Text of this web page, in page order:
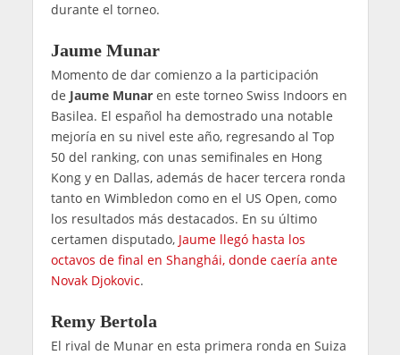
durante el torneo.
Jaume Munar
Momento de dar comienzo a la participación
de Jaume Munaren este torneo Swiss Indoors en
Basilea. El español ha demostrado una notable
mejoría en su nivel este año, regresando al Top
50 del ranking, con unas semifinales en Hong
Kong y en Dallas, además de hacer tercera ronda
tanto en Wimbledon como en el US Open, como
los resultados más destacados. En su último
certamen disputado, Jaume llegó hasta los
octavos de final en Shanghái, donde caería ante
Novak Djokovic.
Remy Bertola
El rival de Munar en esta primera ronda en Suiza